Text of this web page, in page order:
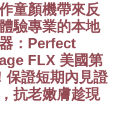
童顏機帶來反
驗專業的本地
：Perfect
FLX 美國第
保證短期內見證
抗老嫩膚趁現